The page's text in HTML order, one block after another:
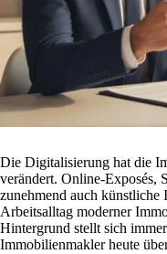
Die Digitalisierung hat die
verändert. Online-Exposés,
zunehmend auch künstliche
Arbeitsalltag moderner
Hintergrund stellt sich
Immobilienmakler heute